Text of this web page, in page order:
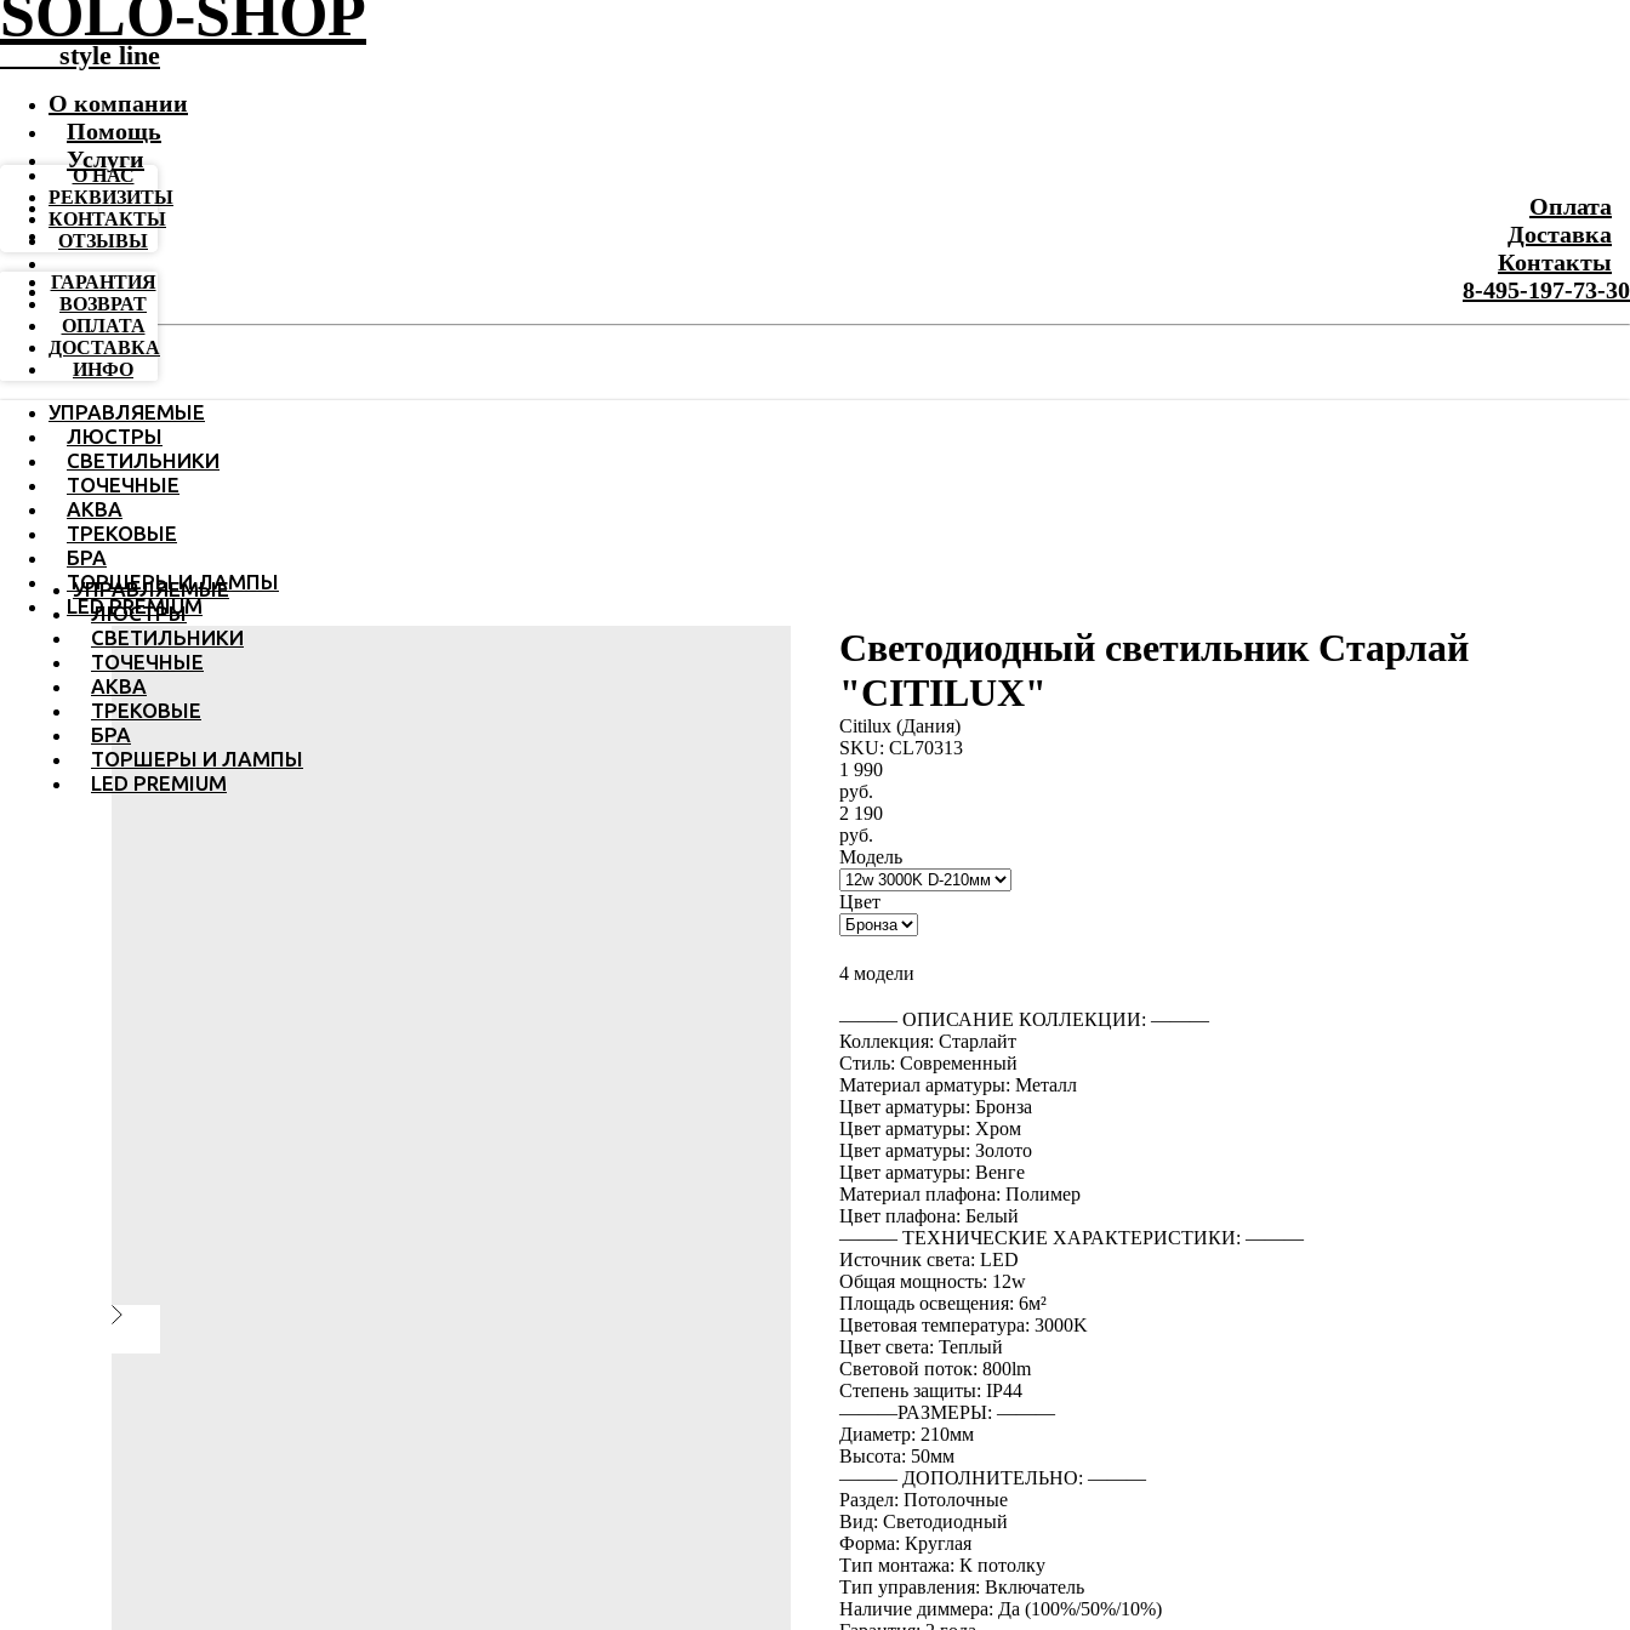
SOLO-SHOP
-------style line
О компании
Помощь
Услуги
Оплата
Доставка
Контакты
8-495-197-73-30
О НАС
РЕКВИЗИТЫ
КОНТАКТЫ
ОТЗЫВЫ
ГАРАНТИЯ
ВОЗВРАТ
ОПЛАТА
ДОСТАВКА
ИНФО
УПРАВЛЯЕМЫЕ
ЛЮСТРЫ
СВЕТИЛЬНИКИ
ТОЧЕЧНЫЕ
АКВА
ТРЕКОВЫЕ
БРА
ТОРШЕРЫ И ЛАМПЫ
LED PREMIUM
УПРАВЛЯЕМЫЕ
ЛЮСТРЫ
СВЕТИЛЬНИКИ
ТОЧЕЧНЫЕ
АКВА
ТРЕКОВЫЕ
БРА
ТОРШЕРЫ И ЛАМПЫ
LED PREMIUM
Светодиодный светильник Старлай
"CITILUX"
Citilux (Дания)
SKU: CL70313
1 990
руб.
2 190
руб.
Модель
Цвет
4 модели
――― ОПИСАНИЕ КОЛЛЕКЦИИ: ―――
Коллекция: Старлайт
Стиль: Современный
Материал арматуры: Металл
Цвет арматуры: Бронза
Цвет арматуры: Хром
Цвет арматуры: Золото
Цвет арматуры: Венге
Материал плафона: Полимер
Цвет плафона: Белый
――― ТЕХНИЧЕСКИЕ ХАРАКТЕРИСТИКИ: ―――
Источник света: LED
Общая мощность: 12w
Площадь освещения: 6м²
Цветовая температура: 3000K
Цвет света: Теплый
Световой поток: 800lm
Степень защиты: IP44
―――РАЗМЕРЫ: ―――
Диаметр: 210мм
Высота: 50мм
――― ДОПОЛНИТЕЛЬНО: ―――
Раздел: Потолочные
Вид: Светодиодный
Форма: Круглая
Тип монтажа: К потолку
Тип управления: Включатель
Наличие диммера: Да (100%/50%/10%)